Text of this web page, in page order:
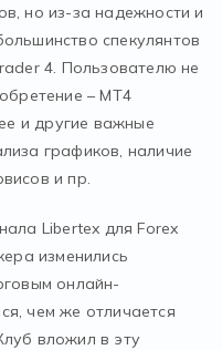
но из-за надежности и
спекулянтов
4. Пользователю не
– МТ4
и другие важные
графиков, наличие
и пр.
Libertex для Forex
изменились
онлайн-
чем же отличается
вложил в эту